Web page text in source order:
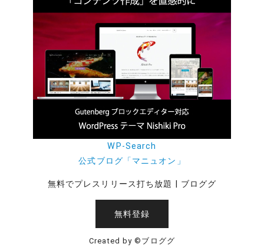
WP-Search
公式ブログ「マニュオン」
無料でプレスリリース打ち放題 | ブロググ
無料登録
Created by ©ブロググ